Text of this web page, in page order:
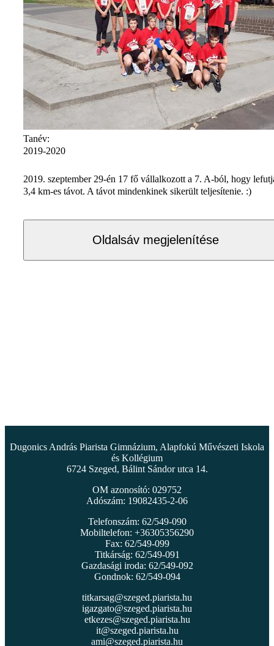
Tanév:
2019-2020
2019. szeptember 29-én 17 fő vállalkozott a 7. A-ból, hogy
3,4 km-es távot. A távot mindenkinek sikerült teljesítenie. :)
Oldalsáv megjelenítése
Dugonics András Piarista Gimnázium, Alapfokú Művészeti Iskola
és Kollégium
6724 Szeged, Bálint Sándor utca 14.
OM azonosító: 029752
Adószám: 19082435-2-06
Telefonszám: 62/549-090
Mobiltelefon: +36305356290
Fax: 62/549-099
Titkárság: 62/549-091
Gazdasági iroda: 62/549-092
Gondnok: 62/549-094
titkarsag@szeged.piarista.hu
igazgato@szeged.piarista.hu
etkezes@szeged.piarista.hu
it@szeged.piarista.hu
ami@szeged.piarista.hu